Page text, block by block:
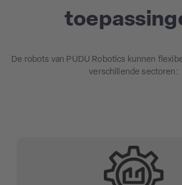
De robots van PUDU Robotics kunnen
verschillende sectoren: